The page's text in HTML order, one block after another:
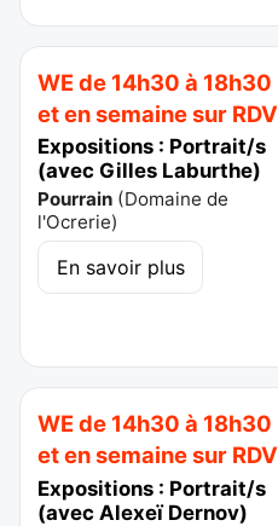
WE de 14h30 à 18h30
et en semaine sur RDV
Expositions : Portrait/s
(avec Gilles Laburthe)
Pourrain (Domaine de
l'Ocrerie)
En savoir plus
WE de 14h30 à 18h30
et en semaine sur RDV
Expositions : Portrait/s
(avec Alexeï Dernov)